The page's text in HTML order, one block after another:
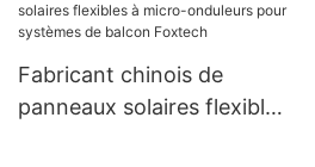
Fabricant chinois de
panneaux solaires flexibles